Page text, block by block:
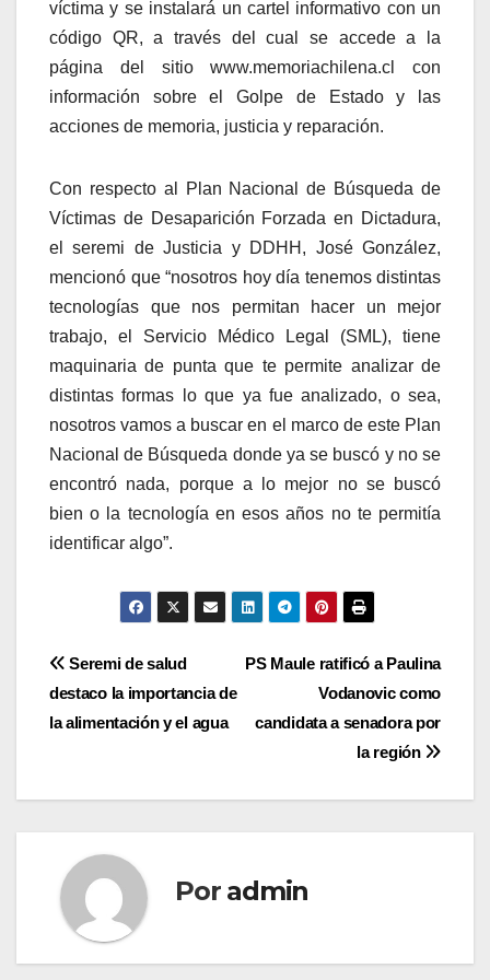
víctima y se instalará un cartel informativo con un
código QR, a través del cual se accede a la
página del sitio www.memoriachilena.cl con
información sobre el Golpe de Estado y las
acciones de memoria, justicia y reparación.
Con respecto al Plan Nacional de Búsqueda de
Víctimas de Desaparición Forzada en Dictadura,
el seremi de Justicia y DDHH, José González,
mencionó que “nosotros hoy día tenemos distintas
tecnologías que nos permitan hacer un mejor
trabajo, el Servicio Médico Legal (SML), tiene
maquinaria de punta que te permite analizar de
distintas formas lo que ya fue analizado, o sea,
nosotros vamos a buscar en el marco de este Plan
Nacional de Búsqueda donde ya se buscó y no se
encontró nada, porque a lo mejor no se buscó
bien o la tecnología en esos años no te permitía
identificar algo”.
Navegación
de
PS Maule ratificó a Paulina
Vodanovic como
candidata a senadora por
la región
Seremi de salud
destaco la importancia de
la alimentación y el agua
Por admin